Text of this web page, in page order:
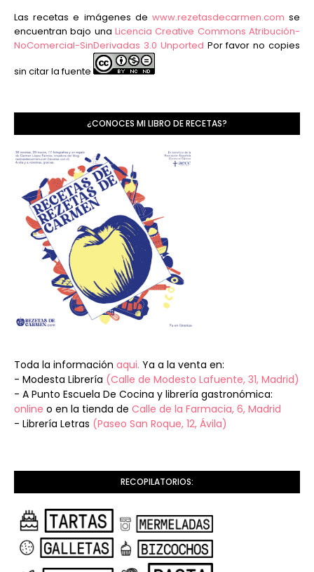
Las recetas e imágenes de www.rezetasdecarmen.com se
encuentran bajo una Licencia Creative Commons Atribución-
NoComercial-SinDerivadas 3.0 Unported Por favor no copies
sin citar la fuente
¿CONOCES MI LIBRO DE RECETAS?
Toda la información aqui. Ya a la venta en:
- Modesta Librería (Calle de Modesto Lafuente, 31, Madrid)
- A Punto Escuela De Cocina y librería gastronómica:
online o en la tienda de Calle de la Farmacia, 6, Madrid
- Librería Letras (Paseo San Roque, 12, Ávila)
RECOPILATORIOS: